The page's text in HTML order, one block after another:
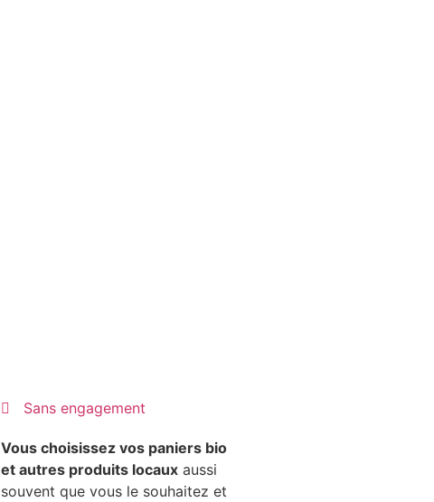
Sans engagement
Vous choisissez vos paniers bio
et autres produits locaux aussi
souvent que vous le souhaitez et